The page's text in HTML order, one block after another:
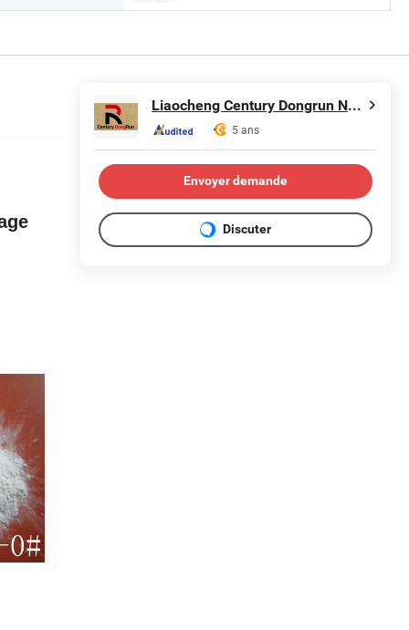
Liaocheng Century Dongrun New Materials Co., Ltd.
5 ans
Envoyer demande
Discuter